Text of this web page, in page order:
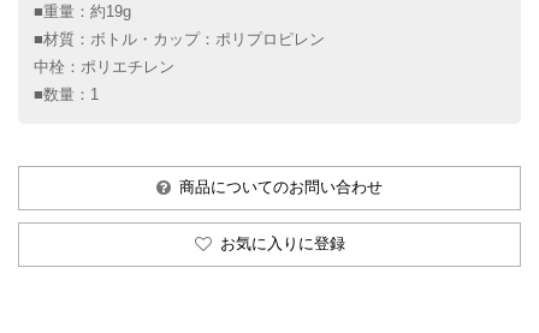
■重量：約19g
■材質：ボトル・カップ：ポリプロピレン
中栓：ポリエチレン
■数量：1
商品についてのお問い合わせ
お気に入りに登録